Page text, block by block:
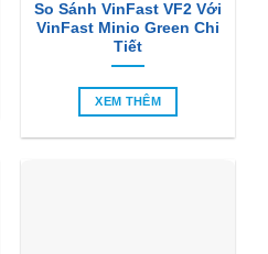
So Sánh VinFast VF2 Với
VinFast Minio Green Chi
Tiết
XEM THÊM